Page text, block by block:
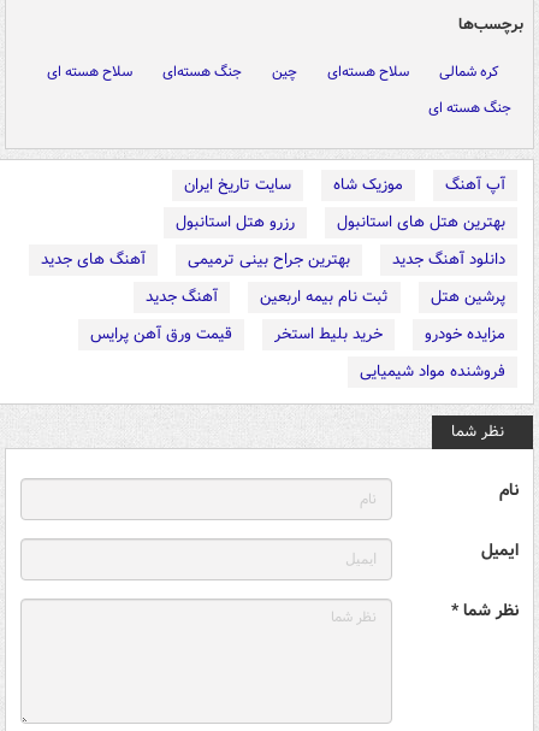
برچسب‌ها
کره شمالی سلاح هسته‌ای چین جنگ هسته‌ای
سلاح هسته ای
جنگ هسته ای
آپ آهنگ موزیک شاه
سایت تاریخ ایران
بهترین هتل های استانبول
رزرو هتل استانبول
دانلود آهنگ جدید
بهترین جراح بینی ترمیمی
آهنگ های جدید
پرشین هتل
ثبت نام بیمه اربعین
آهنگ جدید
مزایده خودرو
خرید بلیط استخر
قیمت ورق آهن پرایس
فروشنده مواد شیمیایی
نظر شما
نام
ایمیل
نظر شما *